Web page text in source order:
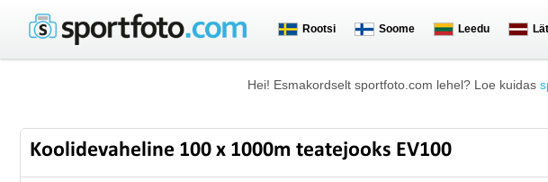
Rootsi Soome Leedu
Hei! Esmakordselt sportfoto.com lehel? Loe kuidas
Koolidevaheline 100 x 1000m teatejooks EV100